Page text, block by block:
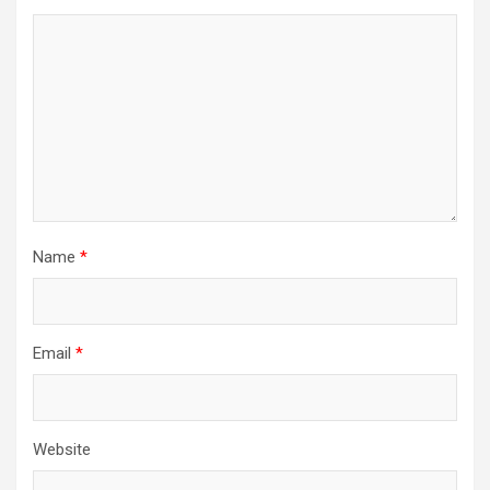
Name *
Email *
Website